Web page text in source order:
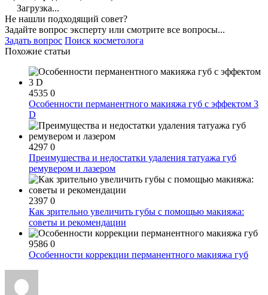
Загрузка...
Не нашли подходящий совет?
Задайте вопрос эксперту или смотрите все вопросы...
Задать вопрос Поиск косметолога
Похожие статьи
4535 0
Особенности перманентного макияжа губ с эффектом 3
D
4297 0
Преимущества и недостатки удаления татуажа губ
ремувером и лазером
2397 0
Как зрительно увеличить губы с помощью макияжа:
советы и рекомендации
9586 0
Особенности коррекции перманентного макияжа губ